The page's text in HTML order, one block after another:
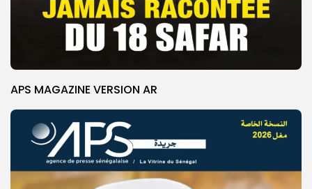
APS MAGAZINE VERSION AR